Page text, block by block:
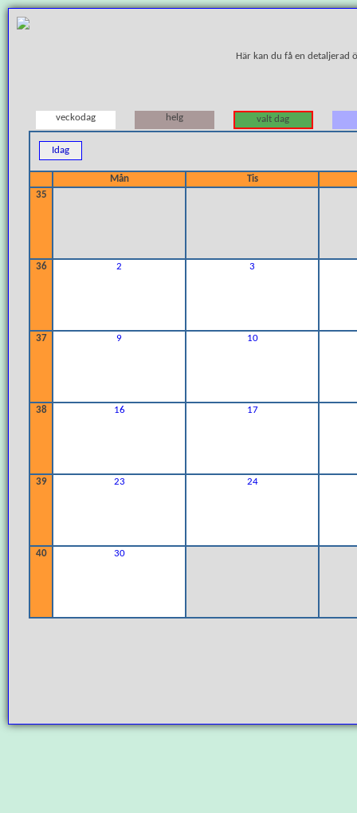
Här kan du få en detaljerad
veckodag helg valt dag
Idag
Mån
Tis
35
36 2 3
37 9 10
38 16 17
39 23 24
40 30